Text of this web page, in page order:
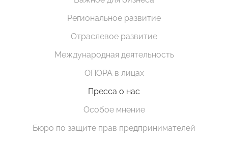
Региональное развитие
Отраслевое развитие
Международная деятельность
ОПОРА в лицах
Пресса о нас
Особое мнение
Бюро по защите прав предпринимателей